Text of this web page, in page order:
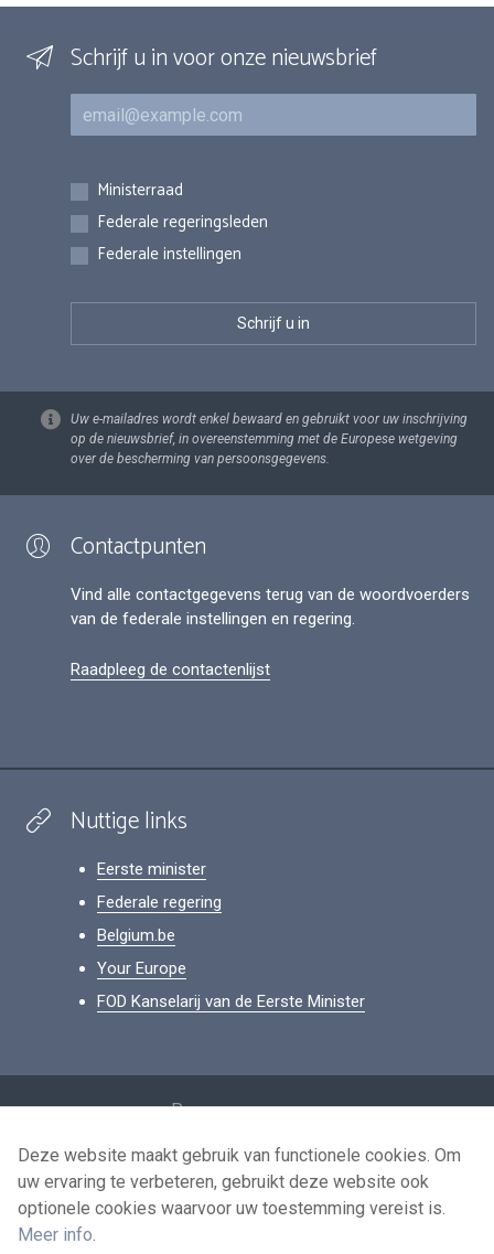
Schrijf u in voor onze nieuwsbrief
E-mail
Inschrijvingen
Ministerraad
Federale regeringsleden
Federale instellingen
Uw e-mailadres wordt enkel bewaard en gebruikt voor uw inschrijving
op de nieuwsbrief, in overeenstemming met de Europese wetgeving
over de bescherming van persoonsgegevens.
Contactpunten
Vind alle contactgegevens terug van de woordvoerders
van de federale instellingen en regering.
Raadpleeg de contactenlijst
Nuttige links
Eerste minister
Federale regering
Belgium.be
Your Europe
FOD Kanselarij van de Eerste Minister
Persoonsgegevens
Voorwaarden voor het hergebruik
Contacteer ons
Deze website maakt gebruik van functionele cookies. Om
uw ervaring te verbeteren, gebruikt deze website ook
optionele cookies waarvoor uw toestemming vereist is.
Meer info.